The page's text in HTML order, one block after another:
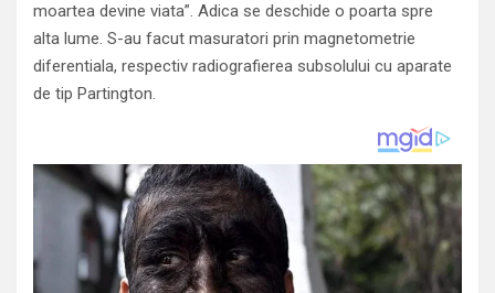
moartea devine viata”. Adica se deschide o poarta spre
alta lume. S-au facut masuratori prin magnetometrie
diferentiala, respectiv radiografierea subsolului cu aparate
de tip Partington.